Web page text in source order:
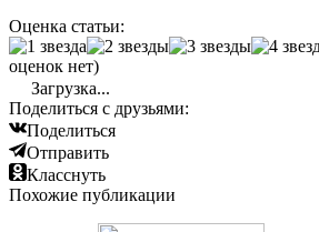
Оценка статьи:
оценок нет)
Загрузка...
Поделиться с друзьями:
Поделиться
Отправить
Класснуть
Похожие публикации